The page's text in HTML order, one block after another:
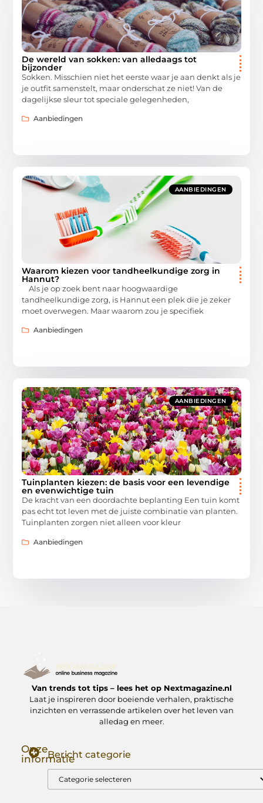
De wereld van sokken: van alledaags tot
bijzonder
Sokken. Misschien niet het eerste waar je aan denkt als je
je outfit samenstelt, maar onderschat ze niet! Van de
dagelijkse sleur tot speciale gelegenheden,
Aanbiedingen
AANBIEDINGEN
Waarom kiezen voor tandheelkundige zorg in
Hannut?
Als je op zoek bent naar hoogwaardige
tandheelkundige zorg, is Hannut een plek die je zeker
moet overwegen. Maar waarom zou je specifiek
Aanbiedingen
AANBIEDINGEN
Tuinplanten kiezen: de basis voor een levendige
en evenwichtige tuin
De kracht van een doordachte beplanting Een tuin komt
pas echt tot leven met de juiste combinatie van planten.
Tuinplanten zorgen niet alleen voor kleur
Aanbiedingen
Van trends tot tips – lees het op Nextmagazine.nl
Laat je inspireren door boeiende verhalen, praktische
inzichten en verrassende artikelen over het leven van
alledag en meer.
Onze
informatieBericht categorie